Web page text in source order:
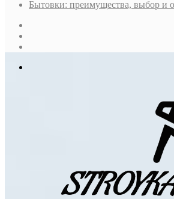
Бытовки: преимущества, выбор и